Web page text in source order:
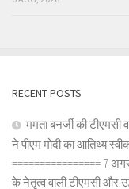
RECENT POSTS
ममता बनर्जी की
ने पीएम मोदी का आतिथ्य
================ 7
के नेतृत्व वाली टीएमसी और